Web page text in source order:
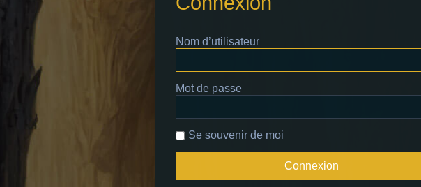
Nom d’utilisateur
Mot de passe
Se souvenir de moi